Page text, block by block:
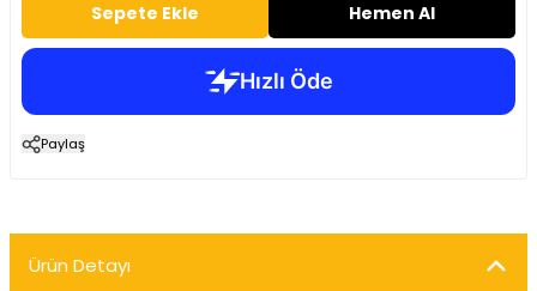
Sepete Ekle Hemen Al
Paylaş
Ürün Detayı